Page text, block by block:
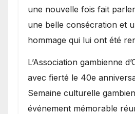
une nouvelle fois fait
une belle consécration et
hommage qui lui ont été
​L’Association gambienne
avec fierté le 40e
Semaine culturelle
événement mémorable